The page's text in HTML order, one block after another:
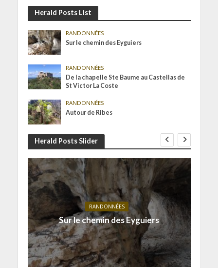
Herald Posts List
RANDONNÉES
Sur le chemin des Eyguiers
RANDONNÉES
De la chapelle Ste Baume au Castellas de
St Victor La Coste
RANDONNÉES
Autour de Ribes
Herald Posts Slider
RANDONNÉES
Sur le chemin des Eyguiers